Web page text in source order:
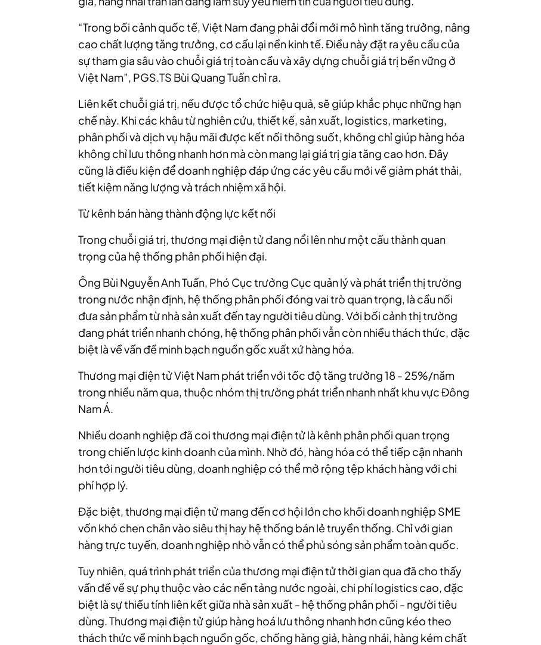
“Trong bối cảnh quốc tế, Việt Nam đang phải đổi mới mô hình tăng trưởng, nâng
cao chất lượng tăng trưởng, cơ cấu lại nền kinh tế. Điều này đặt ra yêu cầu của
sự tham gia sâu vào chuỗi giá trị toàn cầu và xây dựng chuỗi giá trị bền vững ở
Việt Nam”, PGS.TS Bùi Quang Tuấn chỉ ra.
Liên kết chuỗi giá trị, nếu được tổ chức hiệu quả, sẽ giúp khắc phục những hạn
chế này. Khi các khâu từ nghiên cứu, thiết kế, sản xuất, logistics, marketing,
phân phối và dịch vụ hậu mãi được kết nối thông suốt, không chỉ giúp hàng hóa
không chỉ lưu thông nhanh hơn mà còn mang lại giá trị gia tăng cao hơn. Đây
cũng là điều kiện để doanh nghiệp đáp ứng các yêu cầu mới về giảm phát thải,
tiết kiệm năng lượng và trách nhiệm xã hội.
Từ kênh bán hàng thành động lực kết nối
Trong chuỗi giá trị, thương mại điện tử đang nổi lên như một cấu thành quan
trọng của hệ thống phân phối hiện đại.
Ông Bùi Nguyễn Anh Tuấn, Phó Cục trưởng Cục quản lý và phát triển thị trường
trong nước nhận định, hệ thống phân phối đóng vai trò quan trọng, là cầu nối
đưa sản phẩm từ nhà sản xuất đến tay người tiêu dùng. Với bối cảnh thị trường
đang phát triển nhanh chóng, hệ thống phân phối vẫn còn nhiều thách thức, đặc
biệt là về vấn đề minh bạch nguồn gốc xuất xứ hàng hóa.
Thương mại điện tử Việt Nam phát triển với tốc độ tăng trưởng 18 - 25%/năm
trong nhiều năm qua, thuộc nhóm thị trường phát triển nhanh nhất khu vực Đông
Nam Á.
Nhiều doanh nghiệp đã coi thương mại điện tử là kênh phân phối quan trọng
trong chiến lược kinh doanh của mình. Nhờ đó, hàng hóa có thể tiếp cận nhanh
hơn tới người tiêu dùng, doanh nghiệp có thể mở rộng tệp khách hàng với chi
phí hợp lý.
Đặc biệt, thương mại điện tử mang đến cơ hội lớn cho khối doanh nghiệp SME
vốn khó chen chân vào siêu thị hay hệ thống bán lẻ truyền thống. Chỉ với gian
hàng trực tuyến, doanh nghiệp nhỏ vẫn có thể phủ sóng sản phẩm toàn quốc.
Tuy nhiên, quá trình phát triển của thương mại điện tử thời gian qua đã cho thấy
vấn đề về sự phụ thuộc vào các nền tảng nước ngoài, chi phí logistics cao, đặc
biệt là sự thiếu tính liên kết giữa nhà sản xuất - hệ thống phân phối - người tiêu
dùng. Thương mại điện tử giúp hàng hoá lưu thông nhanh hơn cũng kéo theo
thách thức về minh bạch nguồn gốc, chống hàng giả, hàng nhái, hàng kém chất